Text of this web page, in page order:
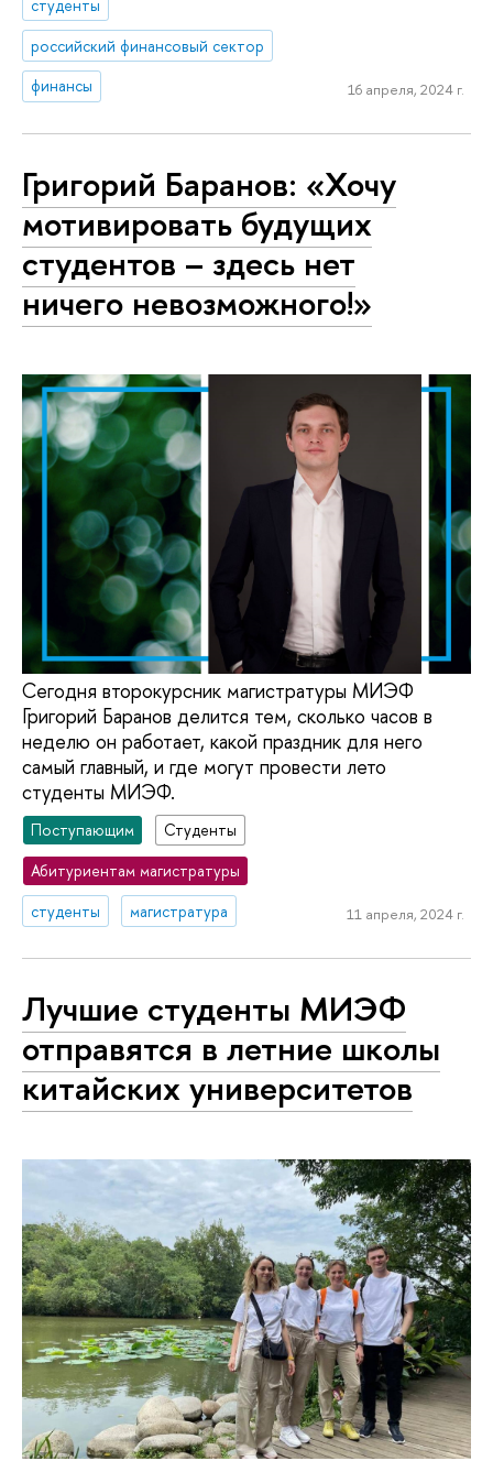
студенты
российский финансовый сектор
финансы
16 апреля, 2024 г.
Григорий Баранов: «Хочу
мотивировать будущих
студентов – здесь нет
ничего невозможного!»
Сегодня второкурсник магистратуры МИЭФ
Григорий Баранов делится тем, сколько часов в
неделю он работает, какой праздник для него
самый главный, и где могут провести лето
студенты МИЭФ.
Поступающим
Студенты
Абитуриентам магистратуры
студенты
магистратура 11 апреля, 2024 г.
Лучшие студенты МИЭФ
отправятся в летние школы
китайских университетов